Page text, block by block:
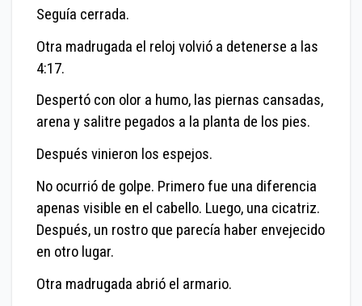
Seguía cerrada.
Otra madrugada el reloj volvió a detenerse a las
4:17.
Despertó con olor a humo, las piernas cansadas,
arena y salitre pegados a la planta de los pies.
Después vinieron los espejos.
No ocurrió de golpe. Primero fue una diferencia
apenas visible en el cabello. Luego, una cicatriz.
Después, un rostro que parecía haber envejecido
en otro lugar.
Otra madrugada abrió el armario.